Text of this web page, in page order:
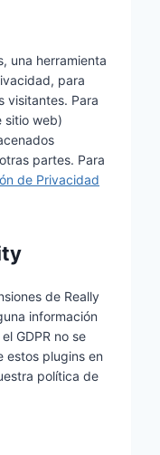
una herramienta
para
visitantes. Para
sitio web)
partes. Para
de Privacidad
de Really
información
GDPR no se
estos plugins en
política de